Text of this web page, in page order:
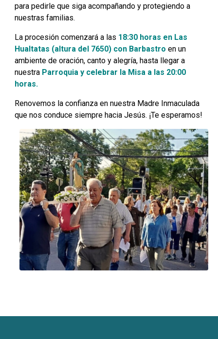
para pedirle que siga acompañando y protegiendo a
nuestras familias.
La procesión comenzará a las 18:30 horas en Las
Hualtatas (altura del 7650) con Barbastro en un
ambiente de oración, canto y alegría, hasta llegar a
nuestra Parroquia y celebrar la Misa a las 20:00
horas.
Renovemos la confianza en nuestra Madre Inmaculada
que nos conduce siempre hacia Jesús. ¡Te esperamos!